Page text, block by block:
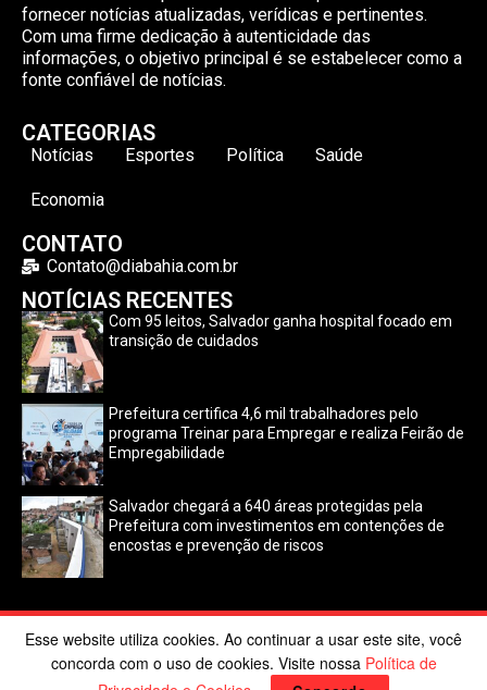
fornecer notícias atualizadas, verídicas e pertinentes.
Com uma firme dedicação à autenticidade das
informações, o objetivo principal é se estabelecer como a
fonte confiável de notícias.
CATEGORIAS
Notícias Esportes Política Saúde
Economia
CONTATO
Contato@diabahia.com.br
NOTÍCIAS RECENTES
Com 95 leitos, Salvador ganha hospital focado em
transição de cuidados
Prefeitura certifica 4,6 mil trabalhadores pelo
programa Treinar para Empregar e realiza Feirão de
Empregabilidade
Salvador chegará a 640 áreas protegidas pela
Prefeitura com investimentos em contenções de
encostas e prevenção de riscos
©2024 Dia Bahia. Todos os direitos reservados | Desenvolvido
porPoppy Sites.
Esse website utiliza cookies. Ao continuar a usar este site, você
concorda com o uso de cookies. Visite nossa Política de